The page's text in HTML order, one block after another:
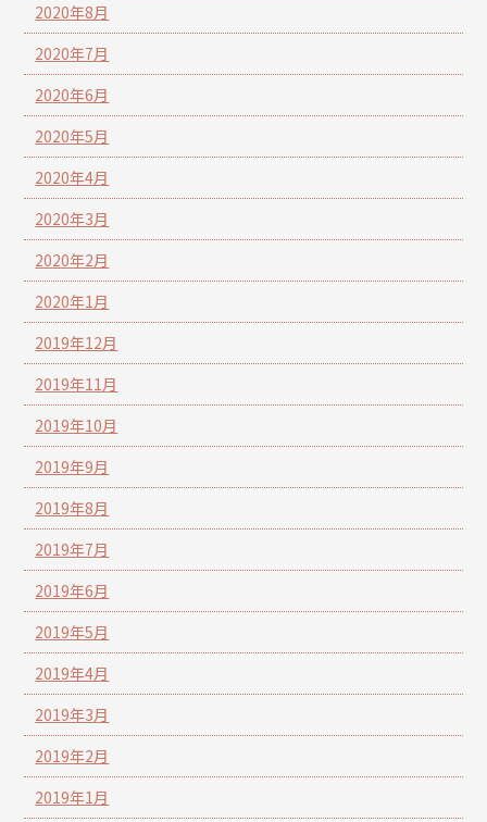
2020年8月
2020年7月
2020年6月
2020年5月
2020年4月
2020年3月
2020年2月
2020年1月
2019年12月
2019年11月
2019年10月
2019年9月
2019年8月
2019年7月
2019年6月
2019年5月
2019年4月
2019年3月
2019年2月
2019年1月